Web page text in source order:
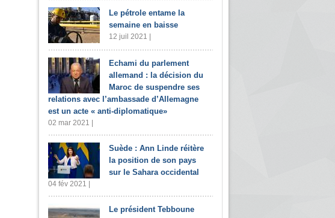
Le pétrole entame la
semaine en baisse
12 juil 2021 |
Echami du parlement
allemand : la décision du
Maroc de suspendre ses
relations avec l’ambassade d’Allemagne
est un acte « anti-diplomatique»
02 mar 2021 |
Suède : Ann Linde réitère
la position de son pays
sur le Sahara occidental
04 fév 2021 |
Le président Tebboune